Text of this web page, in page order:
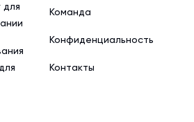
для
Команда
Конфиденциальность
Контакты